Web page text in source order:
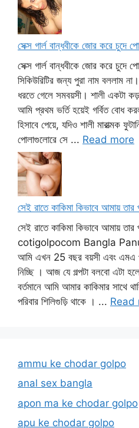
সেক্স গার্ল বান্ধবীকে জোর করে চুদে
সেক্স গার্ল বান্ধবীকে জোর করে চুদে
সিকিউরিটির জন্য পুরা নাম বললাম
ধরতে গেলে সমবয়সী। শালী একটা
আমি প্রথম ভর্তি হয়েই গর্বিত বোধ
হিসাবে পেয়ে, যদিও শালী মারাত্মক
পোলাগুলোরে সে ... Read more
সেই রাতে কাকিমা কিভাবে আমায় তার
সেই রাতে কাকিমা কিভাবে আমায় তার
cotigolpocom Bangla Panu
আমি এখন 25 বছর বয়সী এবং এমএ
নিচ্ছি । আজ যে গল্পটা বলবো এটা
বর্তমানে আমি আমার কাকিমার সাথে
পরিবার শিলিগুড়ি থাকে । ... Read
ammu ke chodar golpo
anal sex bangla
apon ma ke chodar golpo
apu ke chodar golpo